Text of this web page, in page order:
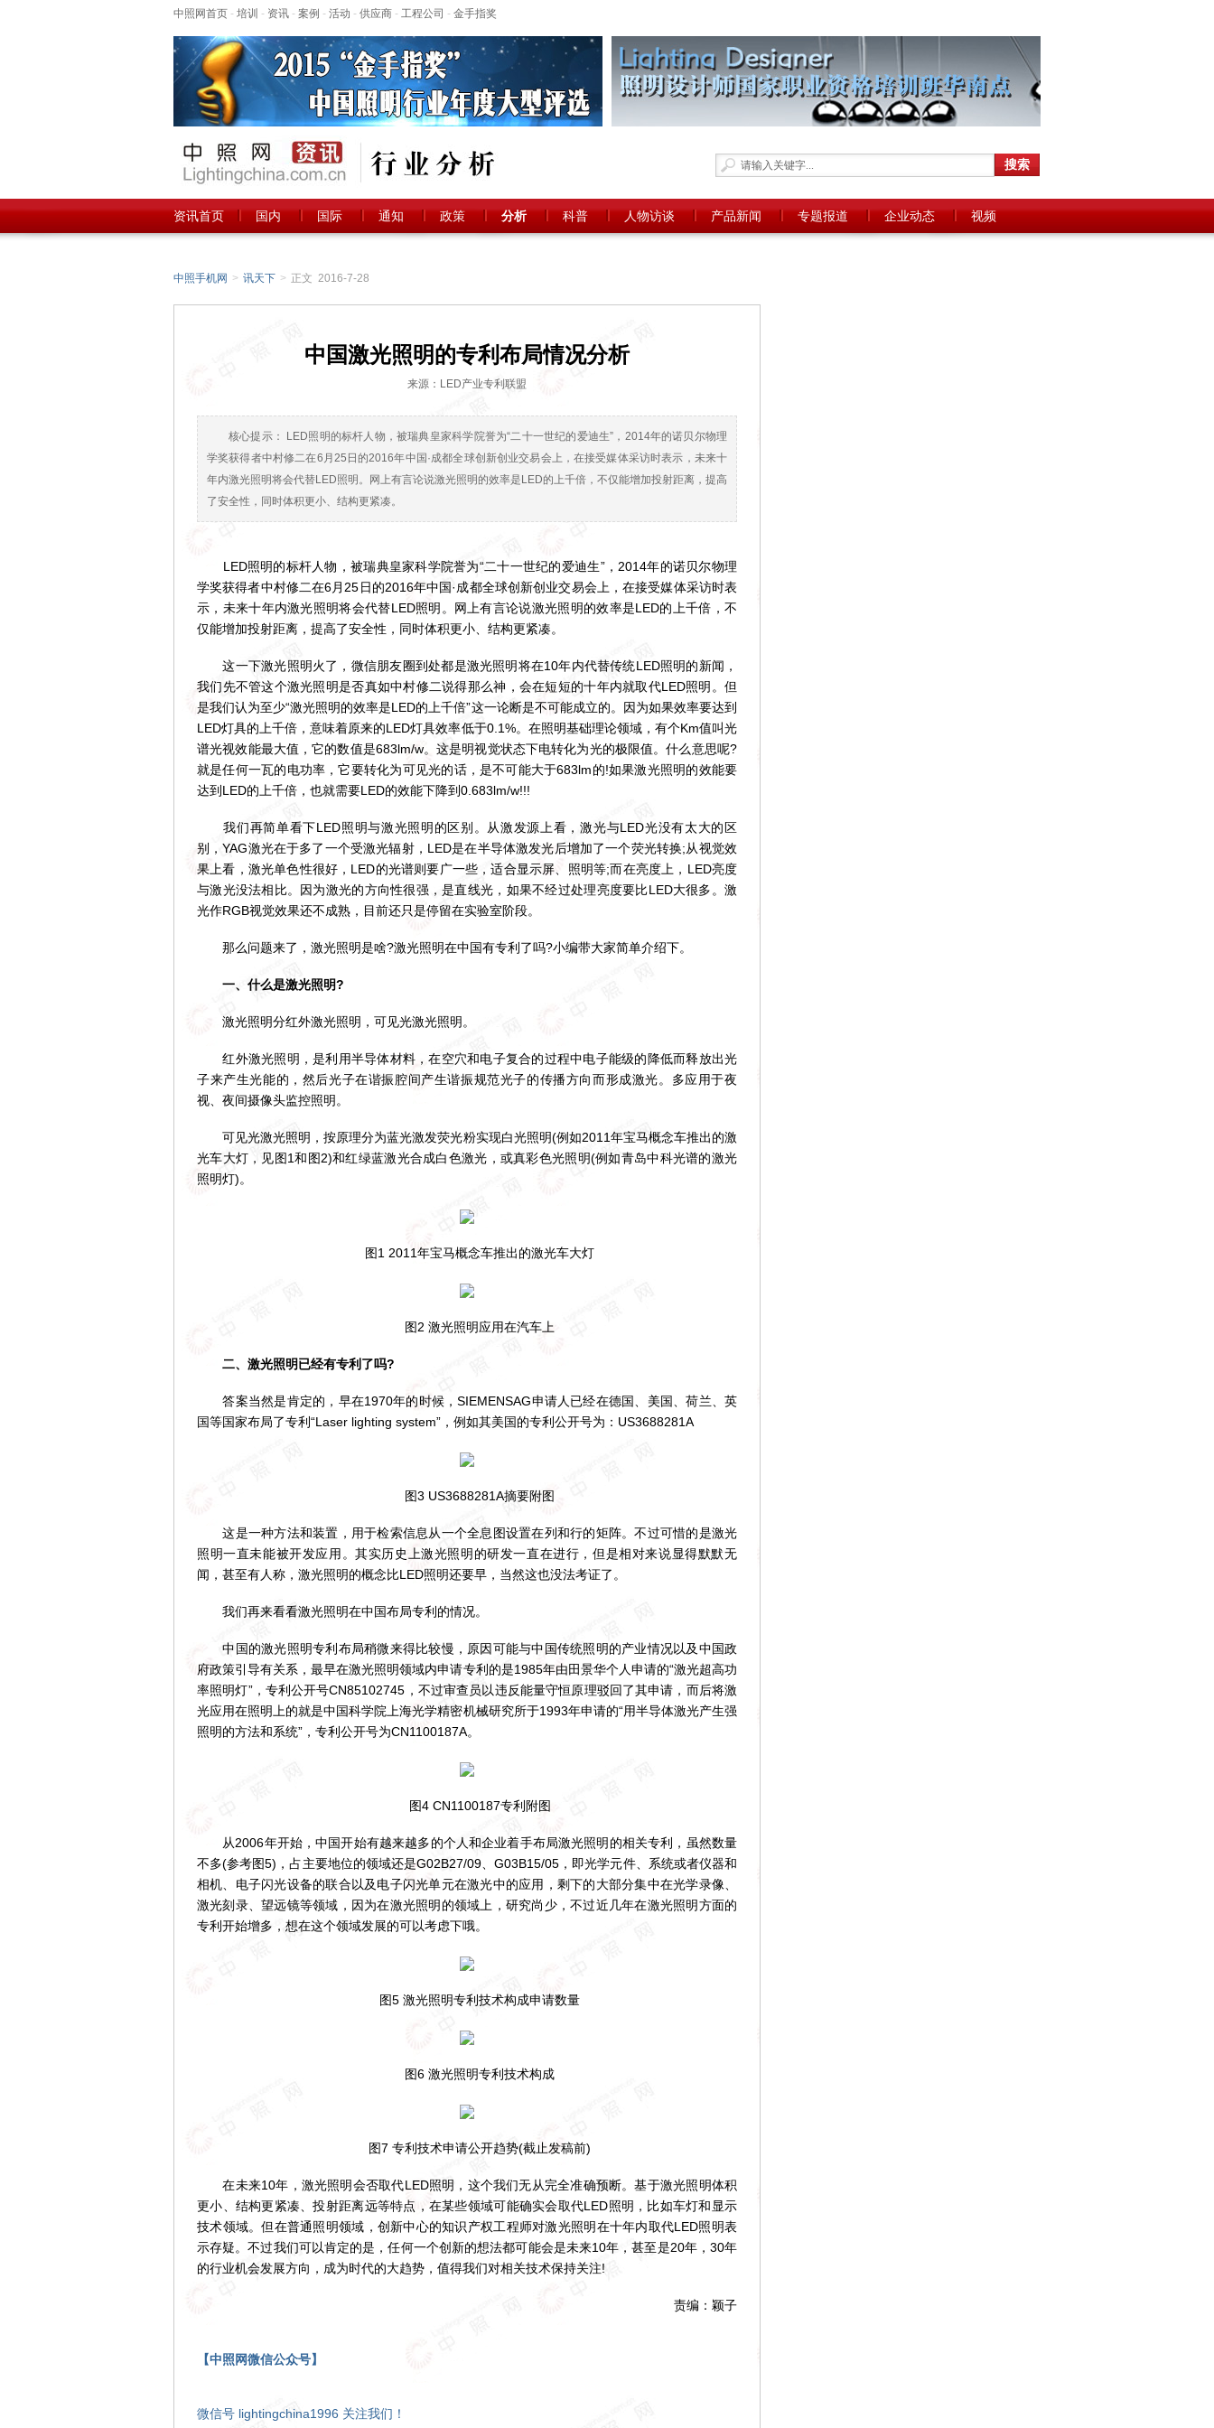
中照网首页 - 培训 - 资讯 - 案例 - 活动 - 供应商 - 工程公司 - 金手指奖
资讯首页 国内 国际 通知 政策 分析 科普 人物访谈 产品新闻 专题报道 企业动态 视频
中照手机网 > 讯天下 > 正文 2016-7-28
中国激光照明的专利布局情况分析
来源：LED产业专利联盟
核心提示： LED照明的标杆人物，被瑞典皇家科学院誉为“二十一世纪的爱迪生”，2014年的诺贝尔物理
学奖获得者中村修二在6月25日的2016年中国·成都全球创新创业交易会上，在接受媒体采访时表示，未来十
年内激光照明将会代替LED照明。网上有言论说激光照明的效率是LED的上千倍，不仅能增加投射距离，提高
了安全性，同时体积更小、结构更紧凑。
LED照明的标杆人物，被瑞典皇家科学院誉为“二十一世纪的爱迪生”，2014年的诺贝尔物理
学奖获得者中村修二在6月25日的2016年中国·成都全球创新创业交易会上，在接受媒体采访时表
示，未来十年内激光照明将会代替LED照明。网上有言论说激光照明的效率是LED的上千倍，不
仅能增加投射距离，提高了安全性，同时体积更小、结构更紧凑。
这一下激光照明火了，微信朋友圈到处都是激光照明将在10年内代替传统LED照明的新闻，
我们先不管这个激光照明是否真如中村修二说得那么神，会在短短的十年内就取代LED照明。但
是我们认为至少“激光照明的效率是LED的上千倍”这一论断是不可能成立的。因为如果效率要达到
LED灯具的上千倍，意味着原来的LED灯具效率低于0.1%。在照明基础理论领域，有个Km值叫光
谱光视效能最大值，它的数值是683lm/w。这是明视觉状态下电转化为光的极限值。什么意思呢?
就是任何一瓦的电功率，它要转化为可见光的话，是不可能大于683lm的!如果激光照明的效能要
达到LED的上千倍，也就需要LED的效能下降到0.683lm/w!!!
我们再简单看下LED照明与激光照明的区别。从激发源上看，激光与LED光没有太大的区
别，YAG激光在于多了一个受激光辐射，LED是在半导体激发光后增加了一个荧光转换;从视觉效
果上看，激光单色性很好，LED的光谱则要广一些，适合显示屏、照明等;而在亮度上，LED亮度
与激光没法相比。因为激光的方向性很强，是直线光，如果不经过处理亮度要比LED大很多。激
光作RGB视觉效果还不成熟，目前还只是停留在实验室阶段。
那么问题来了，激光照明是啥?激光照明在中国有专利了吗?小编带大家简单介绍下。
一、什么是激光照明?
激光照明分红外激光照明，可见光激光照明。
红外激光照明，是利用半导体材料，在空穴和电子复合的过程中电子能级的降低而释放出光
子来产生光能的，然后光子在谐振腔间产生谐振规范光子的传播方向而形成激光。多应用于夜
视、夜间摄像头监控照明。
可见光激光照明，按原理分为蓝光激发荧光粉实现白光照明(例如2011年宝马概念车推出的激
光车大灯，见图1和图2)和红绿蓝激光合成白色激光，或真彩色光照明(例如青岛中科光谱的激光
照明灯)。
图1 2011年宝马概念车推出的激光车大灯
图2 激光照明应用在汽车上
二、激光照明已经有专利了吗?
答案当然是肯定的，早在1970年的时候，SIEMENSAG申请人已经在德国、美国、荷兰、英
国等国家布局了专利“Laser lighting system”，例如其美国的专利公开号为：US3688281A
图3 US3688281A摘要附图
这是一种方法和装置，用于检索信息从一个全息图设置在列和行的矩阵。不过可惜的是激光
照明一直未能被开发应用。其实历史上激光照明的研发一直在进行，但是相对来说显得默默无
闻，甚至有人称，激光照明的概念比LED照明还要早，当然这也没法考证了。
我们再来看看激光照明在中国布局专利的情况。
中国的激光照明专利布局稍微来得比较慢，原因可能与中国传统照明的产业情况以及中国政
府政策引导有关系，最早在激光照明领域内申请专利的是1985年由田景华个人申请的“激光超高功
率照明灯”，专利公开号CN85102745，不过审查员以违反能量守恒原理驳回了其申请，而后将激
光应用在照明上的就是中国科学院上海光学精密机械研究所于1993年申请的“用半导体激光产生强
照明的方法和系统”，专利公开号为CN1100187A。
图4 CN1100187专利附图
从2006年开始，中国开始有越来越多的个人和企业着手布局激光照明的相关专利，虽然数量
不多(参考图5)，占主要地位的领域还是G02B27/09、G03B15/05，即光学元件、系统或者仪器和
相机、电子闪光设备的联合以及电子闪光单元在激光中的应用，剩下的大部分集中在光学录像、
激光刻录、望远镜等领域，因为在激光照明的领域上，研究尚少，不过近几年在激光照明方面的
专利开始增多，想在这个领域发展的可以考虑下哦。
图5 激光照明专利技术构成申请数量
图6 激光照明专利技术构成
图7 专利技术申请公开趋势(截止发稿前)
在未来10年，激光照明会否取代LED照明，这个我们无从完全准确预断。基于激光照明体积
更小、结构更紧凑、投射距离远等特点，在某些领域可能确实会取代LED照明，比如车灯和显示
技术领域。但在普通照明领域，创新中心的知识产权工程师对激光照明在十年内取代LED照明表
示存疑。不过我们可以肯定的是，任何一个创新的想法都可能会是未来10年，甚至是20年，30年
的行业机会发展方向，成为时代的大趋势，值得我们对相关技术保持关注!
责编：颖子
【中照网微信公众号】
微信号 lightingchina1996 关注我们！